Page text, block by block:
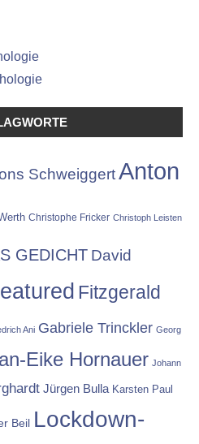
SchweiggertAnton
Christophe Fricker Christoph Leisten
GEDICHT David
Fitzgerald
Ani Gabriele Trinckler Georg
Eike Hornauer Johann
Jürgen Bulla Karsten Paul
Beil Lockdown-